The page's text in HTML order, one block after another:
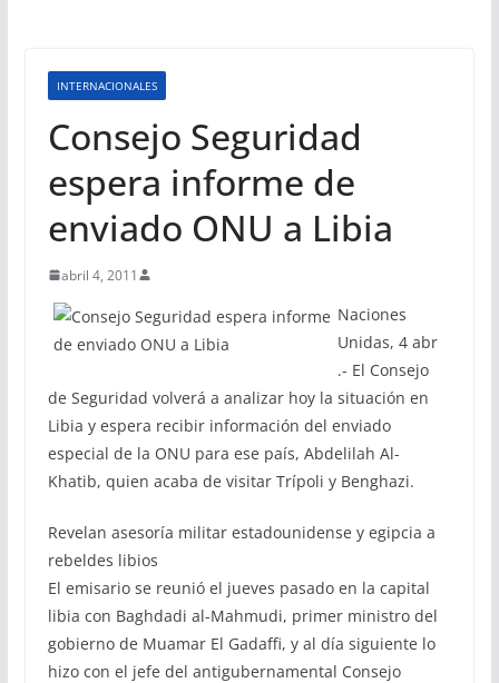
INTERNACIONALES
Consejo Seguridad
espera informe de
enviado ONU a Libia
abril 4, 2011
Naciones
Unidas, 4 abr
.- El Consejo
de Seguridad volverá a analizar hoy la situación en
Libia y espera recibir información del enviado
especial de la ONU para ese país, Abdelilah Al-
Khatib, quien acaba de visitar Trípoli y Benghazi.
Revelan asesoría militar estadounidense y egipcia a
rebeldes libios
El emisario se reunió el jueves pasado en la capital
libia con Baghdadi al-Mahmudi, primer ministro del
gobierno de Muamar El Gadaffi, y al día siguiente lo
hizo con el jefe del antigubernamental Consejo